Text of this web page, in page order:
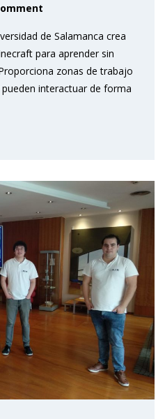
de Salamanca crea
para aprender sin
zonas de trabajo
interactuar de forma